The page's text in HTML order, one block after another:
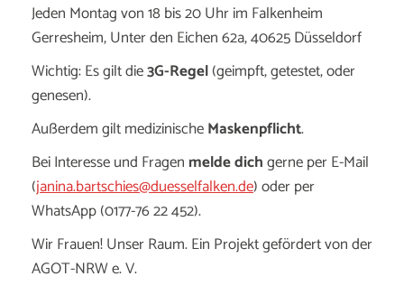
Jeden Montag von 18 bis 20 Uhr im Falkenheim
Gerresheim, Unter den Eichen 62a, 40625 Düsseldorf
Wichtig: Es gilt die3G-Regel(geimpft, getestet, oder
genesen).
Außerdem gilt medizinischeMaskenpflicht.
Bei Interesse und Fragen melde dichgerne per E-Mail
(janina.bartschies@duesselfalken.de) oder per
WhatsApp (0177-76 22 452).
Wir Frauen! Unser Raum. Ein Projekt gefördert von der
AGOT-NRW e. V.